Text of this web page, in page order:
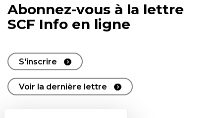
Abonnez-vous à la lettre
SCF Info en ligne
S'inscrire
Voir la dernière lettre